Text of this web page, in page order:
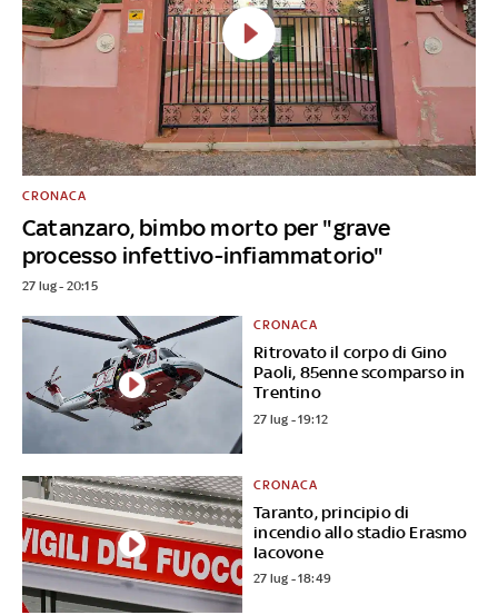
Catanzaro, bimbo morto per "grave
processo infettivo-infiammatorio"
CRONACA
27 lug - 20:15
Ritrovato il corpo di Gino
Paoli, 85enne scomparso in
Trentino
CRONACA
27 lug - 19:12
Taranto, principio di
incendio allo stadio Erasmo
Iacovone
CRONACA
27 lug - 18:49